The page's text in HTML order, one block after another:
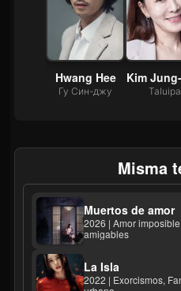
Hwang Hee
Гу Син-джу
Kim
Taluipa
Misma
Muertos de amor
2026 | Amor
amigables
La Isla
2022 | Exorcismos,